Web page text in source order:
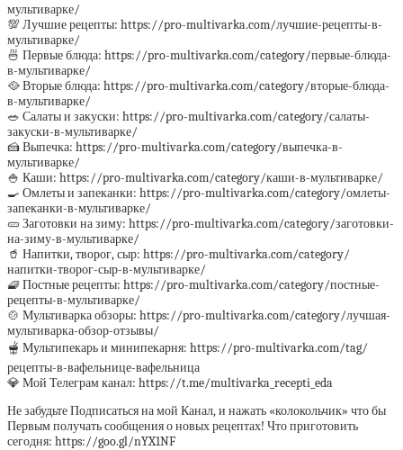
мультиварке/
💯 Лучшие рецепты: https://pro-multivarka.com/лучшие-рецепты-в-
мультиварке/
🍜 Первые блюда: https://pro-multivarka.com/category/первые-блюда-
в-мультиварке/
🥘 Вторые блюда: https://pro-multivarka.com/category/вторые-блюда-
в-мультиварке/
🥗 Салаты и закуски: https://pro-multivarka.com/category/салаты-
закуски-в-мультиварке/
🍰 Выпечка: https://pro-multivarka.com/category/выпечка-в-
мультиварке/
🍚 Каши: https://pro-multivarka.com/category/каши-в-мультиварке/
🍳 Омлеты и запеканки: https://pro-multivarka.com/category/омлеты-
запеканки-в-мультиварке/
🥒 Заготовки на зиму: https://pro-multivarka.com/category/заготовки-
на-зиму-в-мультиварке/
🥤 Напитки, творог, сыр: https://pro-multivarka.com/category/
напитки-творог-сыр-в-мультиварке/
🧇 Постные рецепты: https://pro-multivarka.com/category/постные-
рецепты-в-мультиварке/
🍲 Мультиварка обзоры: https://pro-multivarka.com/category/лучшая-
мультиварка-обзор-отзывы/
🫕 Мультипекарь и минипекарня: https://pro-multivarka.com/tag/
рецепты-в-вафельнице-вафельница
💎 Мой Телеграм канал: https://t.me/multivarka_recepti_eda
Не забудьте Подписаться на мой Канал, и нажать «колокольчик» что бы
Первым получать сообщения о новых рецептах! Что приготовить
сегодня: https://goo.gl/nYX1NF